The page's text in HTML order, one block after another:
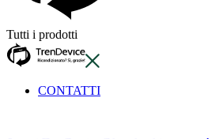
Tutti i prodotti
CONTATTI